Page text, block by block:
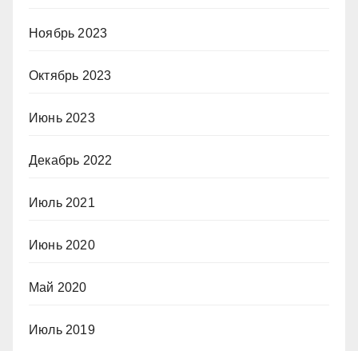
Ноябрь 2023
Октябрь 2023
Июнь 2023
Декабрь 2022
Июль 2021
Июнь 2020
Май 2020
Июль 2019